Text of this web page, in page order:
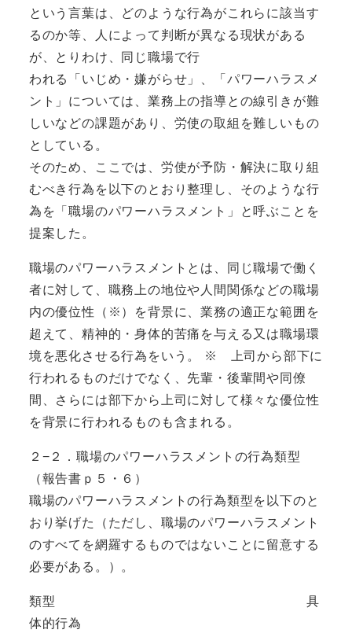
という言葉は、どのような行為がこれらに該当す
るのか等、人によって判断が異なる現状がある
が、とりわけ、同じ職場で行
われる「いじめ・嫌がらせ」、「パワーハラスメ
ント」については、業務上の指導との線引きが難
しいなどの課題があり、労使の取組を難しいもの
としている。
そのため、ここでは、労使が予防・解決に取り組
むべき行為を以下のとおり整理し、そのような行
為を「職場のパワーハラスメント」と呼ぶことを
提案した。
職場のパワーハラスメントとは、同じ職場で働く
者に対して、職務上の地位や人間関係などの職場
内の優位性（※）を背景に、業務の適正な範囲を
超えて、精神的・身体的苦痛を与える又は職場環
境を悪化させる行為をいう。 ※ 上司から部下に
行われるものだけでなく、先輩・後輩間や同僚
間、さらには部下から上司に対して様々な優位性
を背景に行われるものも含まれる。
２−２．職場のパワーハラスメントの行為類型
（報告書ｐ５・６）
職場のパワーハラスメントの行為類型を以下のと
おり挙げた（ただし、職場のパワーハラスメント
のすべてを網羅するものではないことに留意する
必要がある。）。
類型 具
体的行為